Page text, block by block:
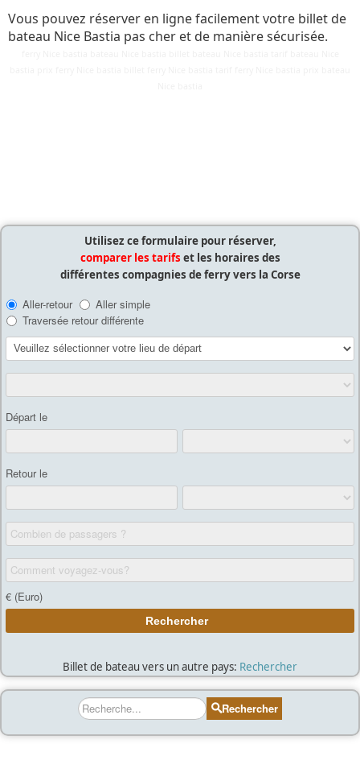
Vous pouvez réserver en ligne facilement votre billet de
bateau Nice Bastia pas cher et de manière sécurisée.
Utilisez ce formulaire pour réserver,
comparer les tarifs et les horaires des
différentes compagnies de ferry vers la Corse
Billet de bateau vers un autre pays: Rechercher
Rechercher Rechercher